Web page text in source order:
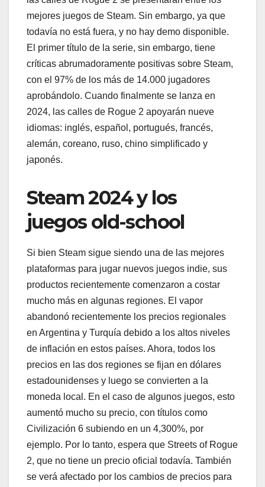
mejores juegos de Steam. Sin embargo, ya que
todavía no está fuera, y no hay demo disponible.
El primer título de la serie, sin embargo, tiene
críticas abrumadoramente positivas sobre Steam,
con el 97% de los más de 14.000 jugadores
aprobándolo. Cuando finalmente se lanza en
2024, las calles de Rogue 2 apoyarán nueve
idiomas: inglés, español, portugués, francés,
alemán, coreano, ruso, chino simplificado y
japonés.
Steam 2024 y los
juegos old-school
Si bien Steam sigue siendo una de las mejores
plataformas para jugar nuevos juegos indie, sus
productos recientemente comenzaron a costar
mucho más en algunas regiones. El vapor
abandonó recientemente los precios regionales
en Argentina y Turquía debido a los altos niveles
de inflación en estos países. Ahora, todos los
precios en las dos regiones se fijan en dólares
estadounidenses y luego se convierten a la
moneda local. En el caso de algunos juegos, esto
aumentó mucho su precio, con títulos como
Civilización 6 subiendo en un 4,300%, por
ejemplo. Por lo tanto, espera que Streets of Rogue
2, que no tiene un precio oficial todavía. También
se verá afectado por los cambios de precios para